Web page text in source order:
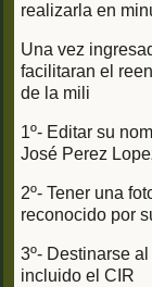
realizarla en
Una vez
facilitaran el
de la mili
1º- Editar su
José Perez
2º- Tener una
reconocido por
3º- Destinarse
incluido el CIR